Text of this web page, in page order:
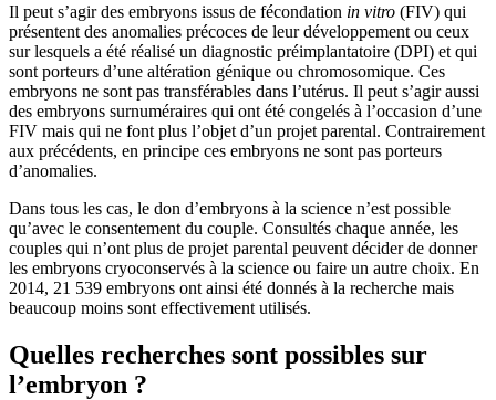
Il peut s’agir des embryons issus de fécondation in vitro (FIV) qui
présentent des anomalies précoces de leur développement ou ceux
sur lesquels a été réalisé un diagnostic préimplantatoire (DPI) et qui
sont porteurs d’une altération génique ou chromosomique. Ces
embryons ne sont pas transférables dans l’utérus. Il peut s’agir aussi
des embryons surnuméraires qui ont été congelés à l’occasion d’une
FIV mais qui ne font plus l’objet d’un projet parental. Contrairement
aux précédents, en principe ces embryons ne sont pas porteurs
d’anomalies.
Dans tous les cas, le don d’embryons à la science n’est possible
qu’avec le consentement du couple. Consultés chaque année, les
couples qui n’ont plus de projet parental peuvent décider de donner
les embryons cryoconservés à la science ou faire un autre choix. En
2014, 21 539 embryons ont ainsi été donnés à la recherche mais
beaucoup moins sont effectivement utilisés.
Quelles recherches sont possibles sur
l’embryon ?